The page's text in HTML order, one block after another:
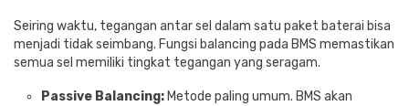
Seiring waktu, tegangan antar sel dalam satu paket baterai bisa
menjadi tidak seimbang. Fungsi balancing pada BMS memastikan
semua sel memiliki tingkat tegangan yang seragam.
Passive Balancing: Metode paling umum. BMS akan